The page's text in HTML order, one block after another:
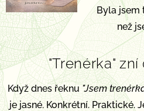
Byla jsem
než
🪶"Trenérka"
Když dnes řeknu"Jsem
je jasné. Konkrétní. Praktické.